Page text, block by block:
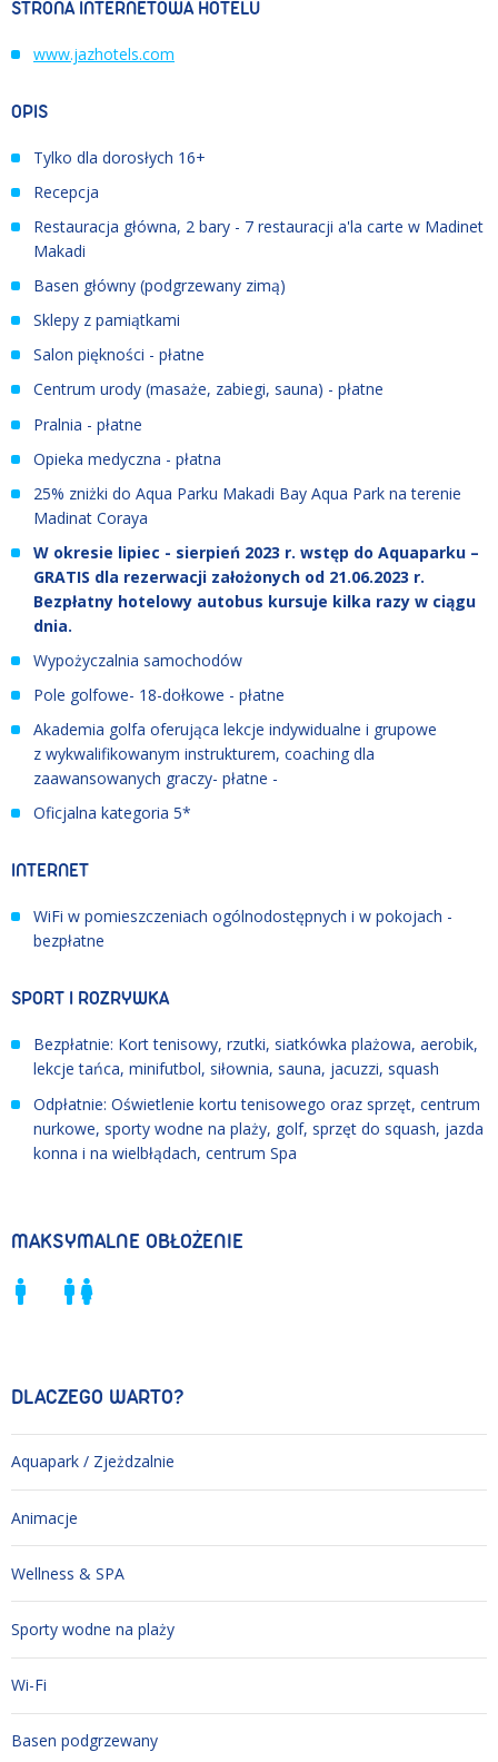
STRONA INTERNETOWA HOTELU
www.jazhotels.com
OPIS
Tylko dla dorosłych 16+
Recepcja
Restauracja główna, 2 bary - 7 restauracji a'la carte w Madinet
Makadi
Basen główny (podgrzewany zimą)
Sklepy z pamiątkami
Salon piękności - płatne
Centrum urody (masaże, zabiegi, sauna) - płatne
Pralnia - płatne
Opieka medyczna - płatna
25% zniżki do Aqua Parku Makadi Bay Aqua Park na terenie
Madinat Coraya
W okresie lipiec - sierpień 2023 r. wstęp do Aquaparku –
GRATIS dla rezerwacji założonych od 21.06.2023 r.
Bezpłatny hotelowy autobus kursuje kilka razy w ciągu
dnia.
Wypożyczalnia samochodów
Pole golfowe- 18-dołkowe - płatne
Akademia golfa oferująca lekcje indywidualne i grupowe
z wykwalifikowanym instrukturem, coaching dla
zaawansowanych graczy- płatne -
Oficjalna kategoria 5*
INTERNET
WiFi w pomieszczeniach ogólnodostępnych i w pokojach -
bezpłatne
SPORT I ROZRYWKA
Bezpłatnie: Kort tenisowy, rzutki, siatkówka plażowa, aerobik,
lekcje tańca, minifutbol, siłownia, sauna, jacuzzi, squash
Odpłatnie: Oświetlenie kortu tenisowego oraz sprzęt, centrum
nurkowe, sporty wodne na plaży, golf, sprzęt do squash, jazda
konna i na wielbłądach, centrum Spa
MAKSYMALNE OBŁOŻENIE
DLACZEGO WARTO?
Aquapark / Zjeżdzalnie
Animacje
Wellness & SPA
Sporty wodne na plaży
Wi-Fi
Basen podgrzewany